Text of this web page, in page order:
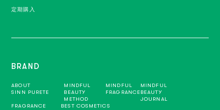
定期購入
BRAND
ABOUT
SINN PURETE
MINDFUL
BEAUTY
METHOD
MINDFUL
FRAGRANCE
MINDFUL
BEAUTY
JOURNAL
FRAGRANCE
BEST COSMETICS